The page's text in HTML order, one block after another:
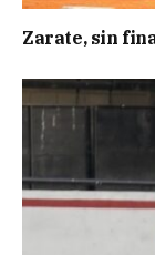
Zarate, sin